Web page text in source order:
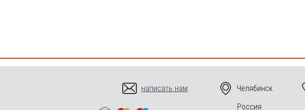
написать нам Челябинск
Россия